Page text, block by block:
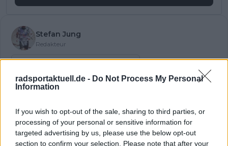
radsportaktuell.de - Do Not Process My Personal
Information
If you wish to opt-out of the sale, sharing to third parties, or
processing of your personal or sensitive information for
targeted advertising by us, please use the below opt-out
section to confirm your selection. Please note that after your
Stefan Jung
Redakteur
Klatscht
Besucher 0